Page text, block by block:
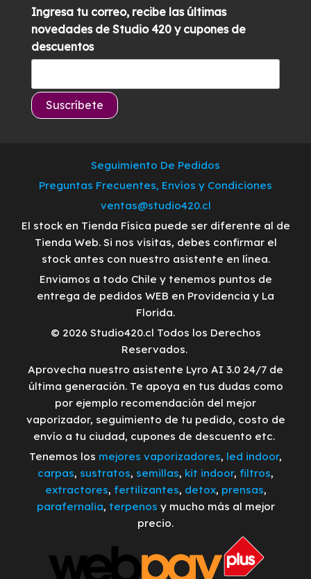
Ingresa tu correo, recibe las últimas
novedades de Studio 420 y cupones de
descuentos
Seguimiento De Pedidos
Preguntas Frecuentes, Envíos y Condiciones
ventas@studio420.cl
El stock en Tienda Física puede ser diferente al de
Tienda Web. Si nos visitas, debes confirmar el
stock antes con nuestro asistente en línea.
Enviamos a todo Chile y tenemos puntos de
entrega de pedidos WEB en Providencia y La
Florida.
© 2026 Studio420.cl Todos los Derechos
Reservados.
Aprovecha nuestro asistente Lyro AI 3.0 24/7 de
última generación. Te apoya en tus dudas como
por ejemplo recomendación del mejor
vaporizador, seguimiento de tu pedido, costo de
envío a tu ciudad, cupones de descuento etc.
Tenemos los mejores vaporizadores, led indoor,
carpas, sustratos, semillas, kit indoor, filtros,
extractores, fertilizantes, detox, prensas,
parafernalia, terpenos y mucho más al mejor
precio.